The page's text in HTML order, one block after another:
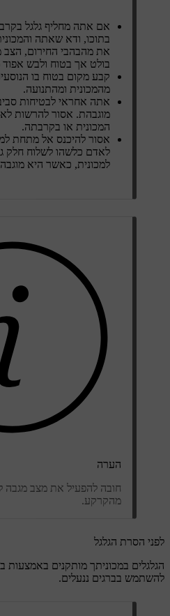
אם אתה מחליף גלגל
בתוכו, ודא שאתה
את מהבהבי החירום,
בולט אך בטוח ולבש אפוד
קבע מקום בטוח בו
מהמכונית ומהתנועה.
אתה אחראי לבטיחות
מוגבהת. אסור להרשות
המכונית או בקרבתה.
אסור להיכנס אל מתחת
לאדם כלשהו לשלוח חלק
למכונית, כאשר היא
הערה
חובה להפעיל את מצב מגבה
מהקרקע.
לפני הסרת הגלגל
הגלגלים במכוניתך מותקנים באמצעות
להשתמש בברגים ננעלים.